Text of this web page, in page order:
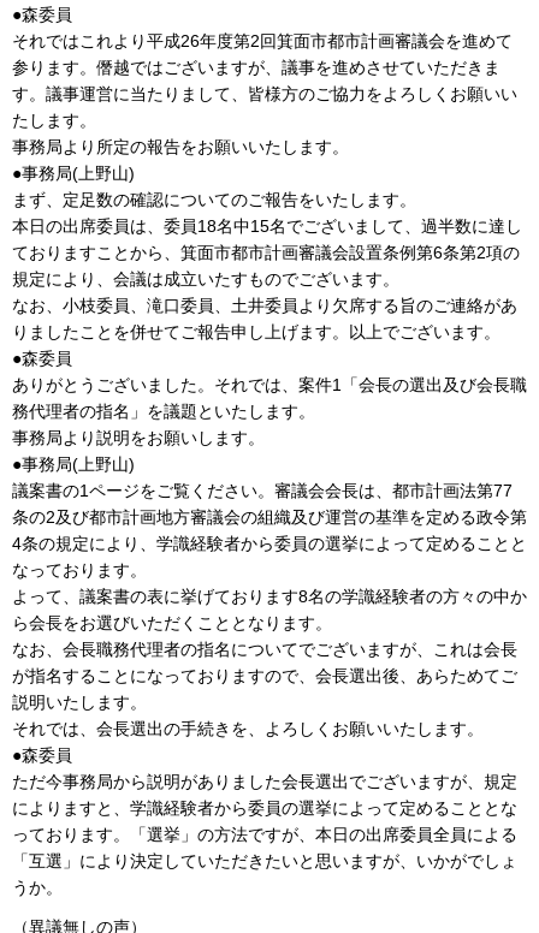
●森委員
それではこれより平成26年度第2回箕面市都市計画審議会を進めて
参ります。僭越ではございますが、議事を進めさせていただきま
す。議事運営に当たりまして、皆様方のご協力をよろしくお願いい
たします。
事務局より所定の報告をお願いいたします。
●事務局(上野山)
まず、定足数の確認についてのご報告をいたします。
本日の出席委員は、委員18名中15名でございまして、過半数に達し
ておりますことから、箕面市都市計画審議会設置条例第6条第2項の
規定により、会議は成立いたすものでございます。
なお、小枝委員、滝口委員、土井委員より欠席する旨のご連絡があ
りましたことを併せてご報告申し上げます。以上でございます。
●森委員
ありがとうございました。それでは、案件1「会長の選出及び会長職
務代理者の指名」を議題といたします。
事務局より説明をお願いします。
●事務局(上野山)
議案書の1ページをご覧ください。審議会会長は、都市計画法第77
条の2及び都市計画地方審議会の組織及び運営の基準を定める政令第
4条の規定により、学識経験者から委員の選挙によって定めることと
なっております。
よって、議案書の表に挙げております8名の学識経験者の方々の中か
ら会長をお選びいただくこととなります。
なお、会長職務代理者の指名についてでございますが、これは会長
が指名することになっておりますので、会長選出後、あらためてご
説明いたします。
それでは、会長選出の手続きを、よろしくお願いいたします。
●森委員
ただ今事務局から説明がありました会長選出でございますが、規定
によりますと、学識経験者から委員の選挙によって定めることとな
っております。「選挙」の方法ですが、本日の出席委員全員による
「互選」により決定していただきたいと思いますが、いかがでしょ
うか。
（異議無しの声）